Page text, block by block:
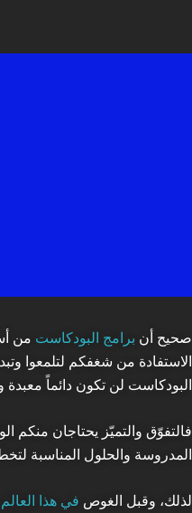
صحيح أن برامج البودكاست من
الاستفادة من شغفكم لتلمعوا
البودكاست لن تكون دائماً معبدة
فالتفوّق والتميّز يحتاجان منكم
المدروسة والحلول المناسبة
لذلك، وقبل الغوص في هذا العالم